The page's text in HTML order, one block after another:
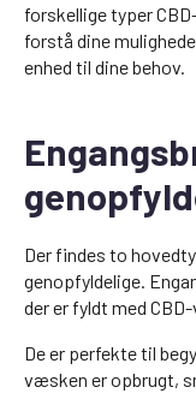
forskellige typer
forstå dine
enhed til dine behov.
Der findes to
genopfyldelige.
der er fyldt med
De er perfekte til
væsken er opbrugt,